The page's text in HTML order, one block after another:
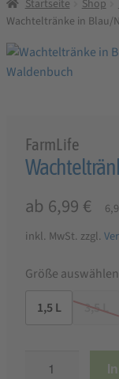
Startseite Shop
Wachteltränke in Blau/
FarmLife
ab 6,99 €
inkl. MwSt. zzgl.
Größe
1,5 L
3,5 L